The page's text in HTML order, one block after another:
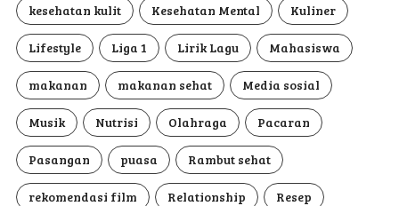
kesehatan kulit Kesehatan Mental Kuliner
Lifestyle Liga 1 Lirik Lagu Mahasiswa
makanan makanan sehat Media sosial
Musik Nutrisi Olahraga Pacaran
Pasangan puasa Rambut sehat
rekomendasi film Relationship Resep